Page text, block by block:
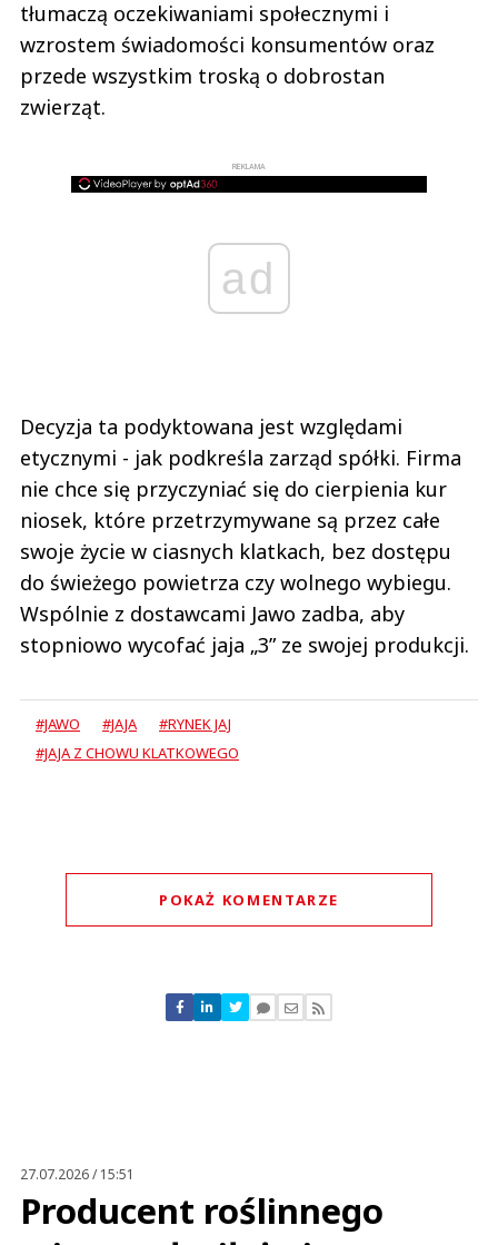
tłumaczą oczekiwaniami społecznymi i
wzrostem świadomości konsumentów oraz
przede wszystkim troską o dobrostan
zwierząt.
REKLAMA
ad
Decyzja ta podyktowana jest względami
etycznymi - jak podkreśla zarząd spółki. Firma
nie chce się przyczyniać się do cierpienia kur
niosek, które przetrzymywane są przez całe
swoje życie w ciasnych klatkach, bez dostępu
do świeżego powietrza czy wolnego wybiegu.
Wspólnie z dostawcami Jawo zadba, aby
stopniowo wycofać jaja „3” ze swojej produkcji.
#JAWO #JAJA
#RYNEK JAJ
#JAJA Z CHOWU KLATKOWEGO
POKAŻ KOMENTARZE
Nie znaleziono komentarzy
Zostaw swoje komentarze
27.07.2026 / 15:51
Producent roślinnego